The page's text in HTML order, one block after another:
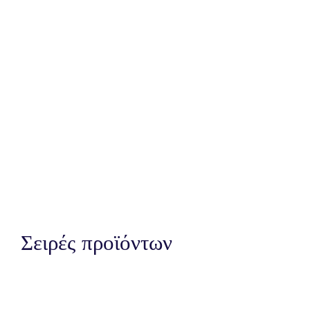
Σειρές προϊόντων